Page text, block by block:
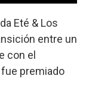
Eté & Los
entre un
con el
premiado